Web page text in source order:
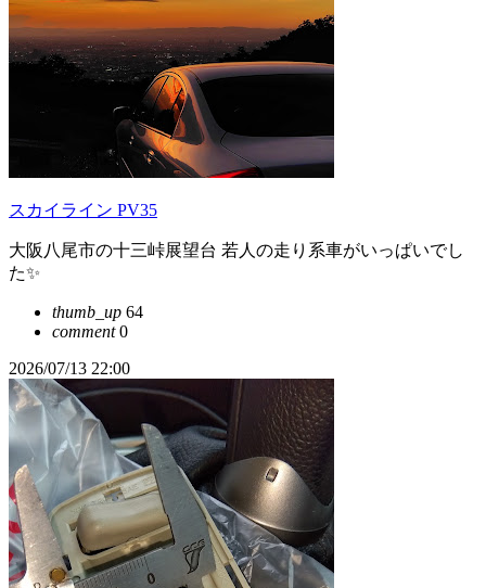
スカイライン PV35
大阪八尾市の十三峠展望台 若人の走り系車がいっぱいでし
た✨
thumb_up 64
comment0
2026/07/13 22:00